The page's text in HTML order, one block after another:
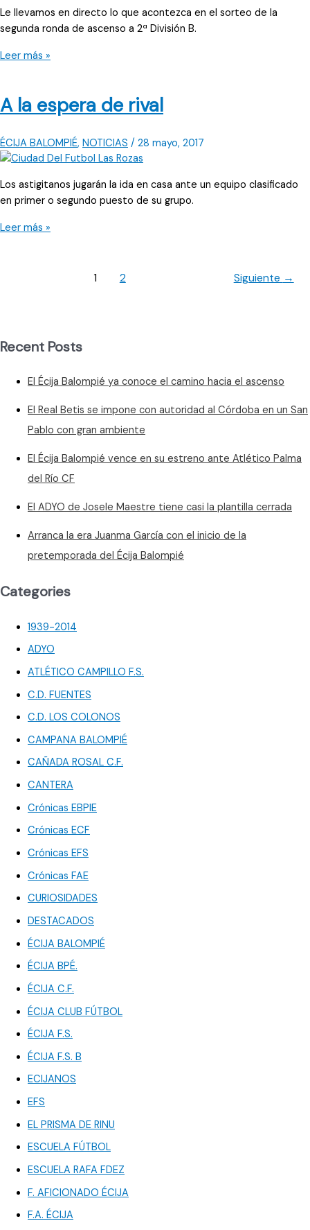
sorteo
Le llevamos en directo lo que acontezca en el sorteo de la
segunda ronda de ascenso a 2ª División B.
Directo:
Leer más »
A la espera de rival
ÉCIJA BALOMPIÉ, NOTICIAS / 28 mayo, 2017
Los astigitanos jugarán la ida en casa ante un equipo clasificado
en primer o segundo puesto de su grupo.
A
Leer más »
1 2 Siguiente →
Recent Posts
El Écija Balompié ya conoce el camino hacia el ascenso
El Real Betis se impone con autoridad al Córdoba en un San
Pablo con gran ambiente
El Écija Balompié vence en su estreno ante Atlético Palma
del Río CF
El ADYO de Josele Maestre tiene casi la plantilla cerrada
Arranca la era Juanma García con el inicio de la
pretemporada del Écija Balompié
Categories
1939-2014
ADYO
ATLÉTICO CAMPILLO F.S.
C.D. FUENTES
C.D. LOS COLONOS
CAMPANA BALOMPIÉ
CAÑADA ROSAL C.F.
CANTERA
Crónicas EBPIE
Crónicas ECF
Crónicas EFS
Crónicas FAE
CURIOSIDADES
DESTACADOS
ÉCIJA BALOMPIÉ
ÉCIJA BPÉ.
ÉCIJA C.F.
ÉCIJA CLUB FÚTBOL
ÉCIJA F.S.
ÉCIJA F.S. B
ECIJANOS
EFS
EL PRISMA DE RINU
ESCUELA FÚTBOL
ESCUELA RAFA FDEZ
F. AFICIONADO ÉCIJA
F.A. ÉCIJA